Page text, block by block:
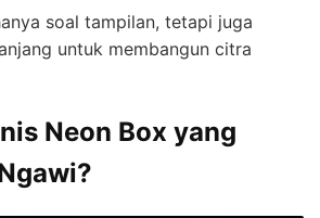
soal tampilan, tetapi juga
untuk membangun citra
Neon Box yang